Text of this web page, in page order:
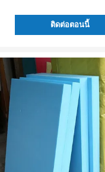
ติดต่อตอนนี้